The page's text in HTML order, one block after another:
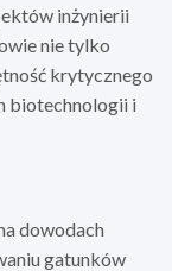
inżynierii
nie tylko
krytycznego
biotechnologii i
dowodach
gatunków